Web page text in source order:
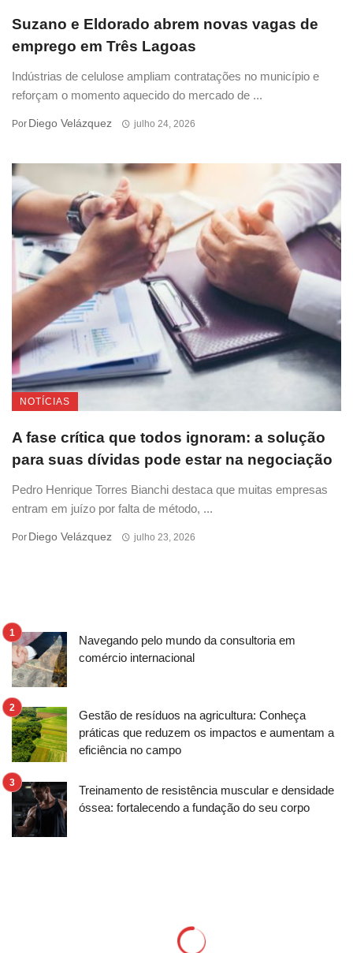
Suzano e Eldorado abrem novas vagas de
emprego em Três Lagoas
Indústrias de celulose ampliam contratações no município e
reforçam o momento aquecido do mercado de ...
Por Diego Velázquez julho 24, 2026
NOTÍCIAS
A fase crítica que todos ignoram: a solução
para suas dívidas pode estar na negociação
Pedro Henrique Torres Bianchi destaca que muitas empresas
entram em juízo por falta de método, ...
Por Diego Velázquez julho 23, 2026
Navegando pelo mundo da consultoria em
comércio internacional
Gestão de resíduos na agricultura: Conheça
práticas que reduzem os impactos e aumentam a
eficiência no campo
Treinamento de resistência muscular e densidade
óssea: fortalecendo a fundação do seu corpo